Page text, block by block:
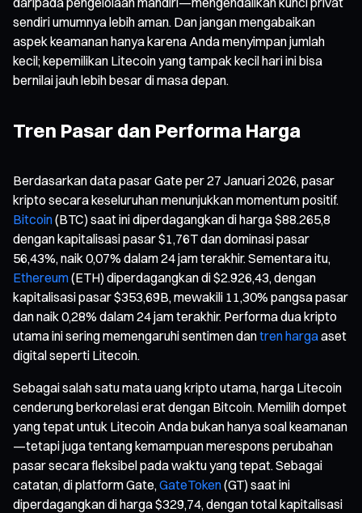
sendiri umumnya lebih aman. Dan jangan mengabaikan
aspek keamanan hanya karena Anda menyimpan jumlah
kecil; kepemilikan Litecoin yang tampak kecil hari ini bisa
bernilai jauh lebih besar di masa depan.
Tren Pasar dan Performa Harga
Berdasarkan data pasar Gate per 27 Januari 2026, pasar
kripto secara keseluruhan menunjukkan momentum positif.
Bitcoin(BTC) saat ini diperdagangkan di harga $88.265,8
dengan kapitalisasi pasar $1,76T dan dominasi pasar
56,43%, naik 0,07% dalam 24 jam terakhir. Sementara itu,
Ethereum(ETH) diperdagangkan di $2.926,43, dengan
kapitalisasi pasar $353,69B, mewakili 11,30% pangsa pasar
dan naik 0,28% dalam 24 jam terakhir. Performa dua kripto
utama ini sering memengaruhi sentimen dantren hargaaset
digital seperti Litecoin.
Sebagai salah satu mata uang kripto utama, harga Litecoin
cenderung berkorelasi erat dengan Bitcoin. Memilih dompet
yang tepat untuk Litecoin Anda bukan hanya soal keamanan
—tetapi juga tentang kemampuan merespons perubahan
pasar secara fleksibel pada waktu yang tepat. Sebagai
catatan, di platform Gate, GateToken(GT) saat ini
diperdagangkan di harga $329,74, dengan total kapitalisasi